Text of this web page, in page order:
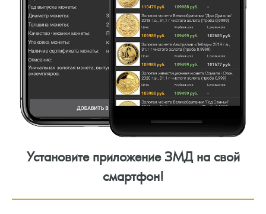
Установите приложение ЗМД на свой
смартфон!